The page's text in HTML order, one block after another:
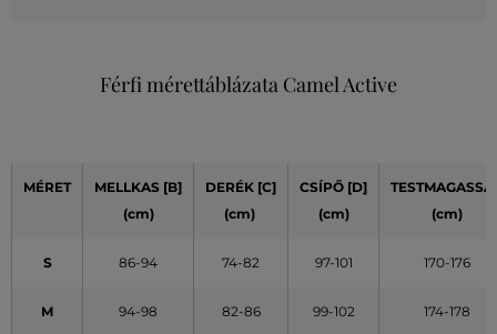
Férfi mérettáblázata Camel Active
MÉRET
MELLKAS [B]
(cm)
DERÉK [C]
(cm)
CSÍPŐ [D]
(cm)
(cm)
S 86-94 74-82 97-101 170-176
M 94-98 82-86 99-102 174-178